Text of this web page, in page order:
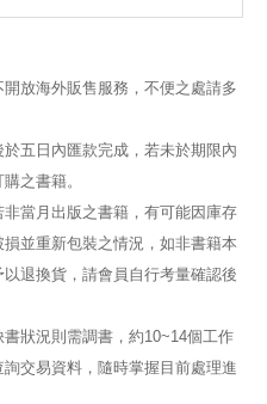
放海外販售服務，不便之處請多
五日內匯款完成，若未於期限內
之書籍。
當月出版之書籍，有可能因庫存
並重新包裝之情況，如非書籍本
退換貨，請會員自行考量確認後
狀況則需調書，約10~14個工作
交易資料，隨時掌握目前處理進